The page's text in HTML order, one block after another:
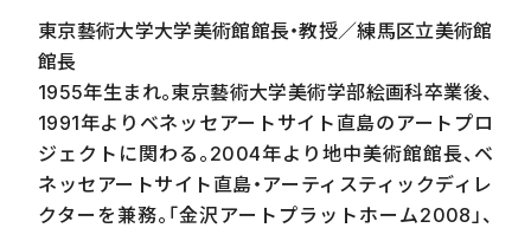
東京藝術大学大学美術館館長・教授／練馬区立美術館
館長
1955年生まれ。東京藝術大学美術学部絵画科卒業後、
1991年よりベネッセアートサイト直島のアートプロ
ジェクトに関わる。 2004年より地中美術館館長、ベ
ネッセアートサイト直島・アーティスティックディレ
クターを兼務。「金沢アートプラットホーム2008 」、